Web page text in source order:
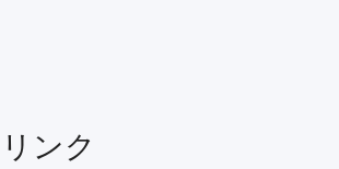
リンク